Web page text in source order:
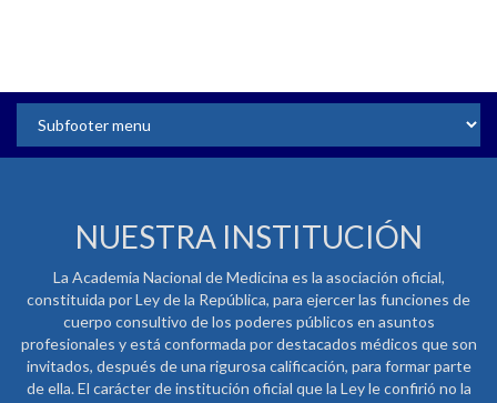
NUESTRA INSTITUCIÓN
La Academia Nacional de Medicina es la asociación oficial,
constituida por Ley de la República, para ejercer las funciones de
cuerpo consultivo de los poderes públicos en asuntos
profesionales y está conformada por destacados médicos que son
invitados, después de una rigurosa calificación, para formar parte
de ella. El carácter de institución oficial que la Ley le confirió no la